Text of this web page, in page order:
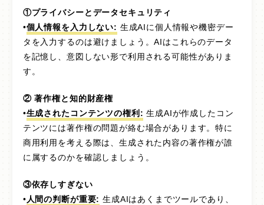
①プライバシーとデータセキュリティ
•個人情報を入力しない: 生成AIに個人情報や機密デー
タを入力するのは避けましょう。AIはこれらのデータ
を記憶し、意図しない形で利用される可能性がありま
す。
② 著作権と知的財産権
•生成されたコンテンツの権利: 生成AIが作成したコン
テンツには著作権の問題が絡む場合があります。特に
商用利用を考える際は、生成された内容の著作権が誰
に属するのかを確認しましょう。
③依存しすぎない
•人間の判断が重要: 生成AIはあくまでツールであり、